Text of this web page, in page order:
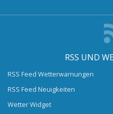
RSS UND
RSS Feed Wetterwarnungen
RSS Feed Neuigkeiten
Wetter Widget